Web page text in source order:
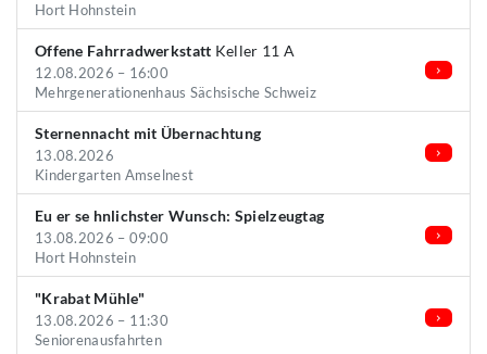
Hort Hohnstein
Offene Fahrradwerkstatt Keller 11 A
12.08.2026 – 16:00
Mehrgenerationenhaus Sächsische Schweiz
Sternennacht mit Übernachtung
13.08.2026
Kindergarten Amselnest
Eu er se hnlichster Wunsch: Spielzeugtag
13.08.2026 – 09:00
Hort Hohnstein
"Krabat Mühle"
13.08.2026 – 11:30
Seniorenausfahrten